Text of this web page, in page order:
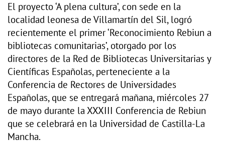
El proyecto ‘A plena cultura’, con sede en la
localidad leonesa de Villamartín del Sil, logró
recientemente el primer ‘Reconocimiento Rebiun a
bibliotecas comunitarias’, otorgado por los
directores de la Red de Bibliotecas Universitarias y
Científicas Españolas, perteneciente a la
Conferencia de Rectores de Universidades
Españolas, que se entregará mañana, miércoles 27
de mayo durante la XXXIII Conferencia de Rebiun
que se celebrará en la Universidad de Castilla-La
Mancha.